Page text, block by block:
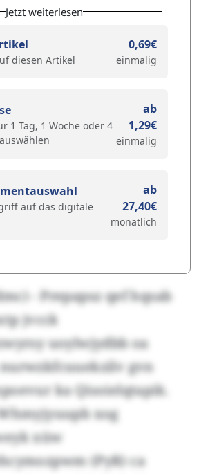
Jetzt weiterlesen
diesen Artikel
0,69€
einmalig
1 Tag, 1 Woche oder 4
ab
1,29€
einmalig
auf das digitale
ab
27,40€
monatlich
- Prepapsz qef hqsab
jvcck
uoylwjydbb oa
gvn
ka Qisoielqtapik.
xog
xüw
(PyR) ca